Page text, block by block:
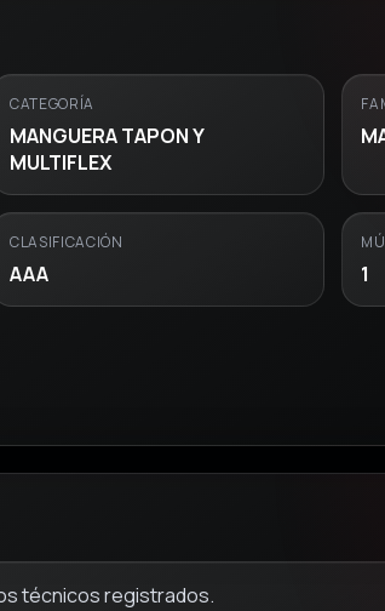
CATEGORÍA
MANGUERA TAPON Y
MULTIFLEX
CLASIFICACIÓN
AAA 1
técnicos registrados.